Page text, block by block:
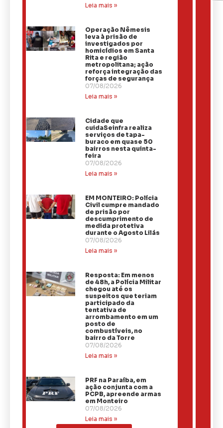
Leia mais »
Operação Nêmesis
leva à prisão de
investigados por
homicídios em Santa
Rita e região
metropolitana; ação
reforça integração das
forças de segurança
07/08/2026
Leia mais »
Cidade que
cuidaSeinfra realiza
serviços de tapa-
buraco em quase 50
bairros nesta quinta-
feira
07/08/2026
Leia mais »
EM MONTEIRO: Polícia
Civil cumpre mandado
de prisão por
descumprimento de
medida protetiva
durante o Agosto Lilás
07/08/2026
Leia mais »
Resposta: Em menos
de 48h, a Polícia Militar
chegou até os
suspeitos que teriam
participado da
tentativa de
arrombamento em um
posto de
combustíveis, no
bairro da Torre
07/08/2026
Leia mais »
PRF na Paraíba, em
ação conjunta com a
PCPB, apreende armas
em Monteiro
07/08/2026
Leia mais »